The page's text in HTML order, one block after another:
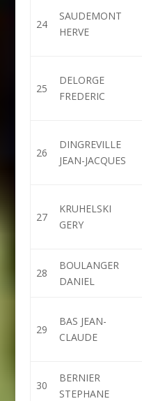
24
SAUDEMONT
HERVE
25
DELORGE
FREDERIC
26
DINGREVILLE
JEAN-JACQUES
27
KRUHELSKI
GERY
28
BOULANGER
DANIEL
29
BAS JEAN-
CLAUDE
30
BERNIER
STEPHANE